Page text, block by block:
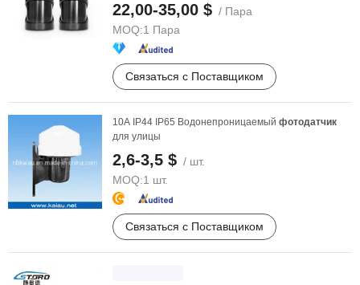
22,00-35,00 $ / Пара
MOQ:1 Пара
Связаться с Поставщиком
10A IP44 IP65 Водонепроницаемый фотодатчик
для улицы
2,6-3,5 $ / шт.
MOQ:1 шт.
Связаться с Поставщиком